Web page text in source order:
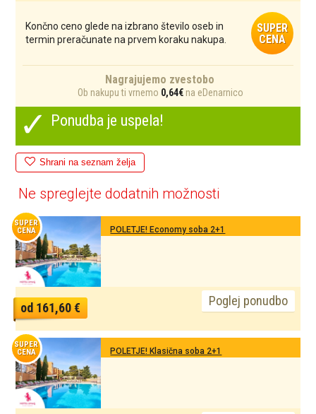
Končno ceno glede na izbrano število oseb in
termin preračunate na prvem koraku nakupa.
SUPER
CENA
Nagrajujemo zvestobo
Ob nakupu ti vrnemo 0,64€na eDenarnico
✓ Ponudba je uspela!
Shrani na seznam želja
Ne spreglejte dodatnih možnosti
SUPER
CENA
POLETJE! Economy soba 2+1
Poglej ponudbo
od 161,60 €
SUPER
CENA
POLETJE! Klasična soba 2+1